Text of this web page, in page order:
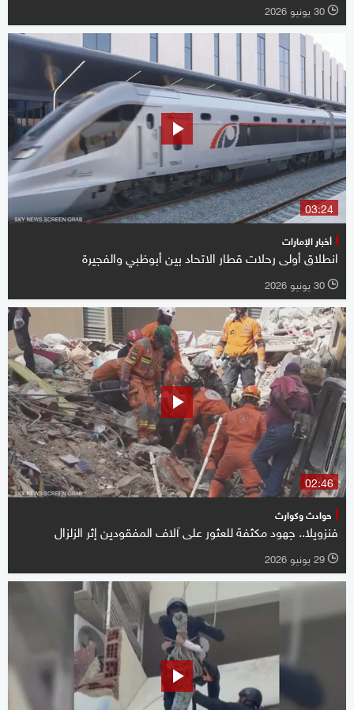
l 30 يونيو 2026
03:24
أخبار الإمارات
انطلاق أولى رحلات قطار الاتحاد بين أبوظبي والفجيرة
l 30 يونيو 2026
02:46
حوادث وكوارث
فنزويلا.. جهود مكثفة للعثور على آلاف المفقودين إثر الزلزال
l 29 يونيو 2026